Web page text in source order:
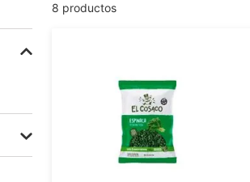
8 productos